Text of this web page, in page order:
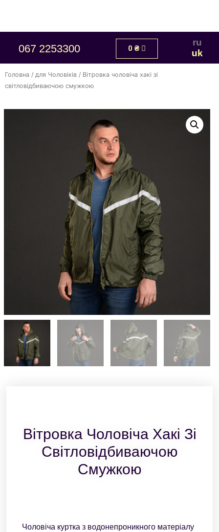
067 2253300 0 ₴
ru
uk
Головна / для Чоловіків / Вітровка чоловіча хакі зі
світловідбиваючою смужкою
Вітровка Чоловіча Хакі Зі
Світловідбиваючою
Смужкою
Чоловіча куртка з водонепроникного матеріалу